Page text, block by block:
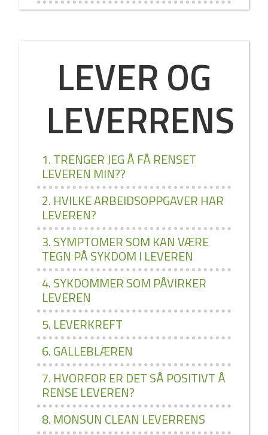
LEVER OG
LEVERRENS
1. TRENGER JEG Å FÅ RENSET
LEVEREN MIN??
2. HVILKE ARBEIDSOPPGAVER HAR
LEVEREN?
3. SYMPTOMER SOM KAN VÆRE
TEGN PÅ SYKDOM I LEVEREN
4. SYKDOMMER SOM PÅVIRKER
LEVEREN
5. LEVERKREFT
6. GALLEBLÆREN
7. HVORFOR ER DET SÅ POSITIVT Å
RENSE LEVEREN?
8. MONSUN CLEAN LEVERRENS